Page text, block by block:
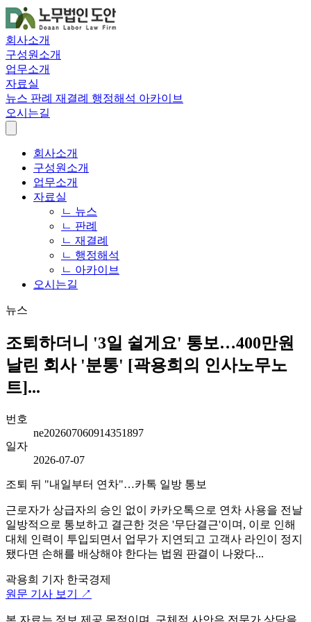
회사소개
구성원소개
업무소개
자료실
뉴스 판례 재결례 행정해석 아카이브
오시는길
회사소개
구성원소개
업무소개
자료실
ㄴ 뉴스
ㄴ 판례
ㄴ 재결례
ㄴ 행정해석
ㄴ 아카이브
오시는길
뉴스
조퇴하더니 '3일 쉴게요' 통보…400만원
날린 회사 '분통' [곽용희의 인사노무노
트]...
번호
ne202607060914351897
일자
2026-07-07
조퇴 뒤 "내일부터 연차"…카톡 일방 통보
근로자가 상급자의 승인 없이 카카오톡으로 연차 사용을 전날
일방적으로 통보하고 결근한 것은 '무단결근'이며, 이로 인해
대체 인력이 투입되면서 업무가 지연되고 고객사 라인이 정지
됐다면 손해를 배상해야 한다는 법원 판결이 나왔다...
곽용희 기자 한국경제
원문 기사 보기 ↗
본 자료는 정보 제공 목적이며, 구체적 사안은 전문가 상담을